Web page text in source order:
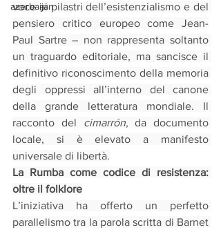
azerbaijan
voce ai pilastri dell’esistenzialismo e del
pensiero critico europeo come Jean-
Paul Sartre – non rappresenta soltanto
un traguardo editoriale, ma sancisce il
definitivo riconoscimento della memoria
degli oppressi all’interno del canone
della grande letteratura mondiale. Il
racconto del cimarrón, da documento
locale, si è elevato a manifesto
universale di libertà.
La Rumba come codice di resistenza:
oltre il folklore
L’iniziativa ha offerto un perfetto
parallelismo tra la parola scritta di Barnet